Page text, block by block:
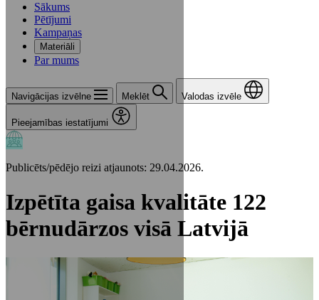
Sākums
Pētījumi
Kampaņas
Materiāli
Par mums
Navigācijas izvēlne Meklēt Valodas izvēle
Pieejamības iestatījumi
Publicēts/pēdējo reizi atjaunots: 29.04.2026.
Izpētīta gaisa kvalitāte 122
bērnudārzos visā Latvijā